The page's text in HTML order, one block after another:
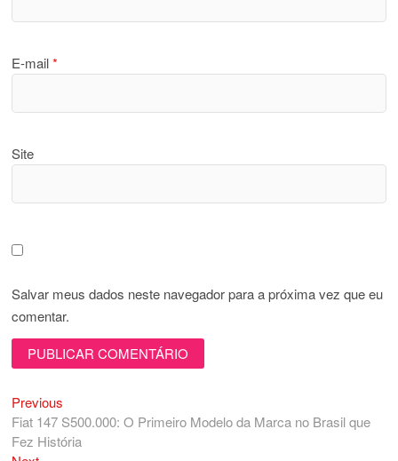
E-mail*
Site
Salvar meus dados neste navegador para a próxima vez que eu
comentar.
Navegação
de
Previous
post:
Fiat 147 S500.000: O Primeiro Modelo da Marca no Brasil que
Fez História